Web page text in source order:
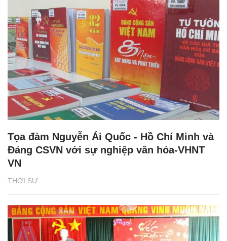
THỜI SỰ
Tọa đàm Nguyễn Ái Quốc - Hồ Chí Minh và
Đảng CSVN với sự nghiệp văn hóa-VHNT
VN